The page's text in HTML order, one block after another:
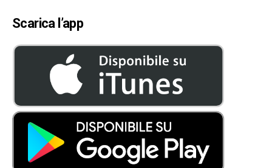
Scarica l’app